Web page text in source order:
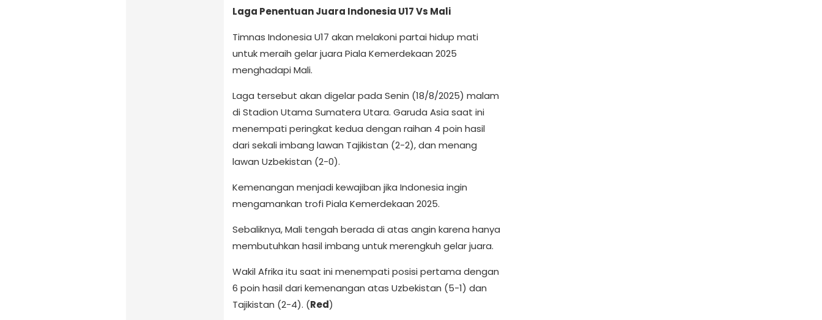
Laga Penentuan Juara Indonesia U17 Vs Mali
Timnas Indonesia U17 akan melakoni partai hidup mati
untuk meraih gelar juara Piala Kemerdekaan 2025
menghadapi Mali.
Laga tersebut akan digelar pada Senin (18/8/2025) malam
di Stadion Utama Sumatera Utara. Garuda Asia saat ini
menempati peringkat kedua dengan raihan 4 poin hasil
dari sekali imbang lawan Tajikistan (2-2), dan menang
lawan Uzbekistan (2-0).
Kemenangan menjadi kewajiban jika Indonesia ingin
mengamankan trofi Piala Kemerdekaan 2025.
Sebaliknya, Mali tengah berada di atas angin karena hanya
membutuhkan hasil imbang untuk merengkuh gelar juara.
Wakil Afrika itu saat ini menempati posisi pertama dengan
6 poin hasil dari kemenangan atas Uzbekistan (5-1) dan
Tajikistan (2-4). (Red)